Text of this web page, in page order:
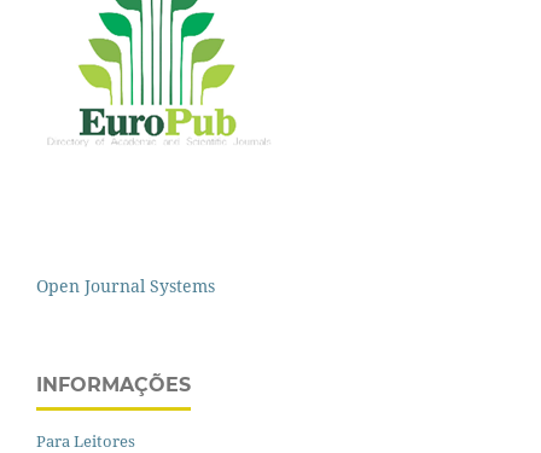
Open Journal Systems
INFORMAÇÕES
Para Leitores